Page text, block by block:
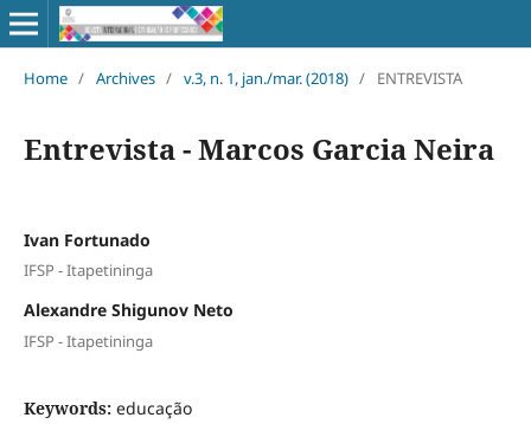
Home / Archives / v.3, n. 1, jan./mar. (2018) / ENTREVISTA
Entrevista - Marcos Garcia Neira
Ivan Fortunado
IFSP - Itapetininga
Alexandre Shigunov Neto
IFSP - Itapetininga
Keywords: educação